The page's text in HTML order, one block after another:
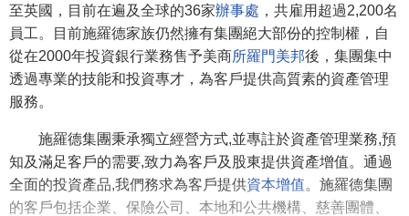
至英國，目前在遍及全球的36家辦事處 ，共雇用超過2,200名
員工。目前施羅德家族仍然擁有集團絕大部份的控制權，自
從在2000年投資銀行業務售予美商所羅門美邦後，集團集中
透過專業的技能和投資專才，為客戶提供高質素的資產管理
服務。
施羅德集團秉承獨立經營方式,並專註於資產管理業務,預
知及滿足客戶的需要,致力為客戶及股東提供資產增值。通過
全面的投資產品,我們務求為客戶提供資本增值。施羅德集團
的客戶包括企業、保險公司、本地和公共機構、慈善團體、